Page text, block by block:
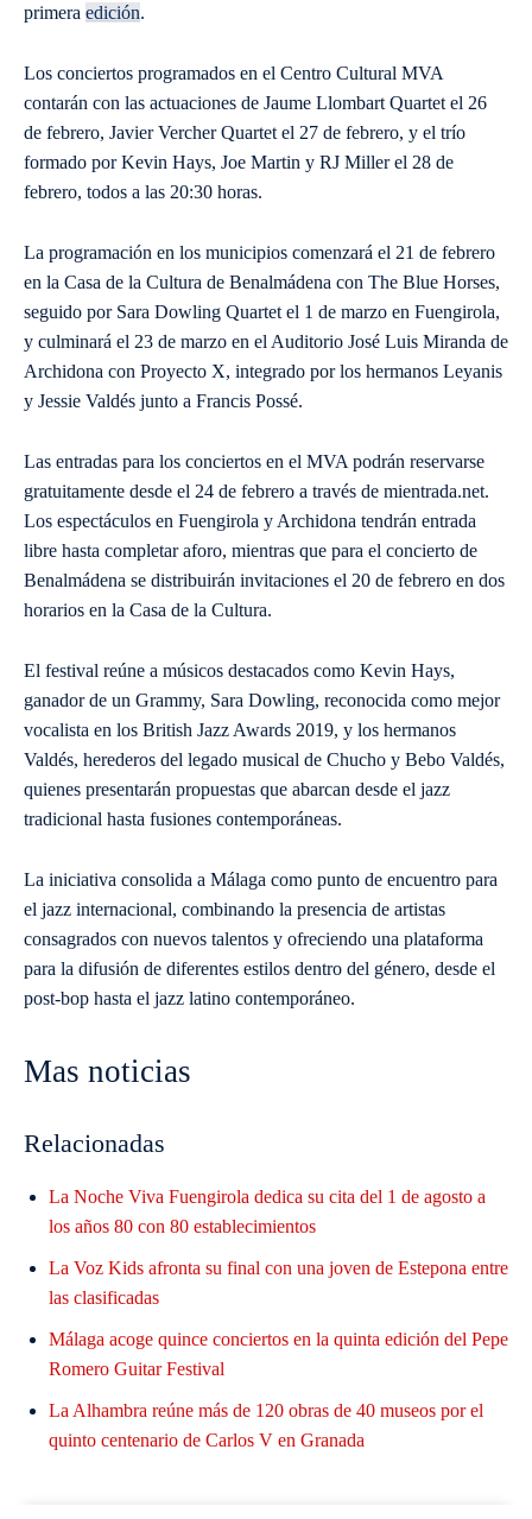
primera edición.
Los conciertos programados en el Centro Cultural MVA
contarán con las actuaciones de Jaume Llombart Quartet el 26
de febrero, Javier Vercher Quartet el 27 de febrero, y el trío
formado por Kevin Hays, Joe Martin y RJ Miller el 28 de
febrero, todos a las 20:30 horas.
La programación en los municipios comenzará el 21 de febrero
en la Casa de la Cultura de Benalmádena con The Blue Horses,
seguido por Sara Dowling Quartet el 1 de marzo en Fuengirola,
y culminará el 23 de marzo en el Auditorio José Luis Miranda de
Archidona con Proyecto X, integrado por los hermanos Leyanis
y Jessie Valdés junto a Francis Possé.
Las entradas para los conciertos en el MVA podrán reservarse
gratuitamente desde el 24 de febrero a través de mientrada.net.
Los espectáculos en Fuengirola y Archidona tendrán entrada
libre hasta completar aforo, mientras que para el concierto de
Benalmádena se distribuirán invitaciones el 20 de febrero en dos
horarios en la Casa de la Cultura.
El festival reúne a músicos destacados como Kevin Hays,
ganador de un Grammy, Sara Dowling, reconocida como mejor
vocalista en los British Jazz Awards 2019, y los hermanos
Valdés, herederos del legado musical de Chucho y Bebo Valdés,
quienes presentarán propuestas que abarcan desde el jazz
tradicional hasta fusiones contemporáneas.
La iniciativa consolida a Málaga como punto de encuentro para
el jazz internacional, combinando la presencia de artistas
consagrados con nuevos talentos y ofreciendo una plataforma
para la difusión de diferentes estilos dentro del género, desde el
post-bop hasta el jazz latino contemporáneo.
Mas noticias
Relacionadas
La Noche Viva Fuengirola dedica su cita del 1 de agosto a
los años 80 con 80 establecimientos
La Voz Kids afronta su final con una joven de Estepona entre
las clasificadas
Málaga acoge quince conciertos en la quinta edición del Pepe
Romero Guitar Festival
La Alhambra reúne más de 120 obras de 40 museos por el
quinto centenario de Carlos V en Granada